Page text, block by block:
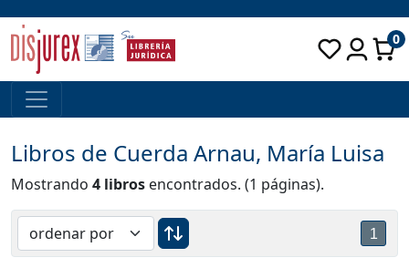
0
Libros de Cuerda Arnau, María Luisa
Mostrando 4 libros encontrados. (1 páginas).
1